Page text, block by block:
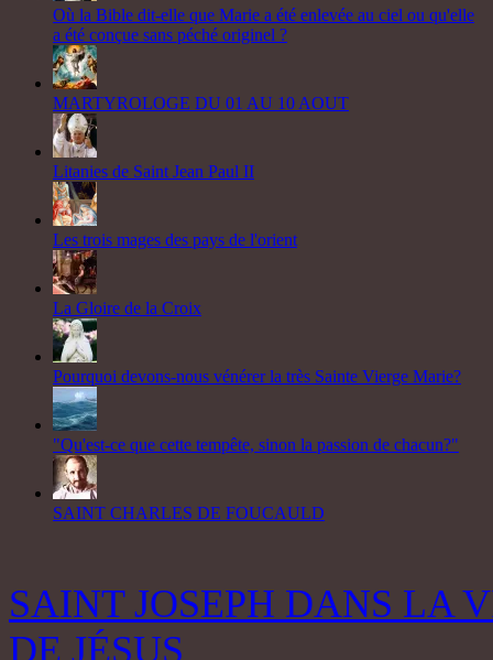
Où la Bible dit-elle que Marie a été enlevée au ciel ou qu'elle
a été conçue sans péché originel ?
MARTYROLOGE DU 01 AU 10 AOUT
Litanies de Saint Jean Paul II
Les trois mages des pays de l'orient
La Gloire de la Croix
Pourquoi devons-nous vénérer la très Sainte Vierge Marie?
"Qu'est-ce que cette tempête, sinon la passion de chacun?"
SAINT CHARLES DE FOUCAULD
SAINT JOSEPH DANS LA
DE JÉSUS